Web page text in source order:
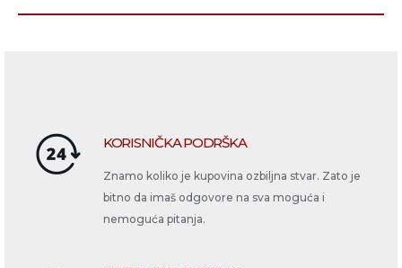
KORISNIČKA PODRŠKA
Znamo koliko je kupovina ozbiljna stvar. Zato je
bitno da imaš odgovore na sva moguća i
nemoguća pitanja.